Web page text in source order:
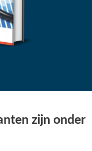
zijn onder